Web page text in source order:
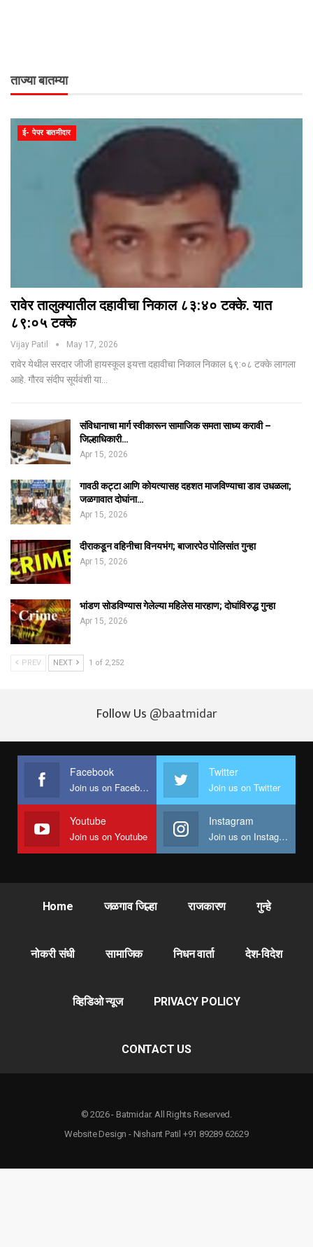
ताज्या बातम्या
ई- पेपर बातमीदार
रावेर तालुक्यातील दहावीचा निकाल ८३:४० टक्के. यात
८९:०५ टक्के
Vijay Patil May 17, 2026
रावेर येथील सरदार जीजी हायस्कूल इयत्ता दहावीचा निकाल निकाल ६९:०८ टक्के लागला
आहे. गौरव संदीप सूर्यवंशी या…
संविधानाचा मार्ग स्वीकारून सामाजिक समता साध्य करावी –
जिल्हाधिकारी…
Apr 15, 2026
गावठी कट्टा आणि कोयत्यासह दहशत माजविण्याचा डाव उधळला;
जळगावात दोघांना…
Apr 15, 2026
दीराकडून वहिनीचा विनयभंग; बाजारपेठ पोलिसांत गुन्हा
Apr 15, 2026
भांडण सोडविण्यास गेलेल्या महिलेस मारहाण; दोघांविरुद्ध गुन्हा
Apr 15, 2026
PREV NEXT 1 of 2,252
Follow Us @baatmidar
Facebook
Join us on Facebook
Twitter
Join us on Twitter
Youtube
Join us on Youtube
Instagram
Join us on Instagram
Home जळगाव जिल्हा राजकारण गुन्हे
नोकरी संधी सामाजिक निधन वार्ता देश-विदेश
व्हिडिओ न्यूज PRIVACY POLICY
CONTACT US
© 2026 - Batmidar. All Rights Reserved.
Website Design - Nishant Patil +91 89289 62629